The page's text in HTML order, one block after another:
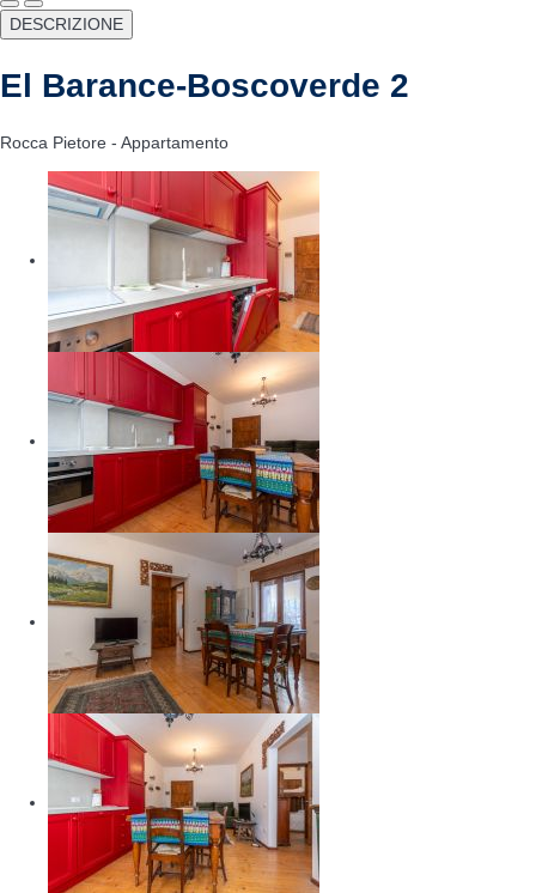
DESCRIZIONE
El Barance-Boscoverde 2
Rocca Pietore - Appartamento